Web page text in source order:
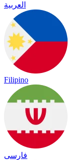
العربية
Filipino
فارسی